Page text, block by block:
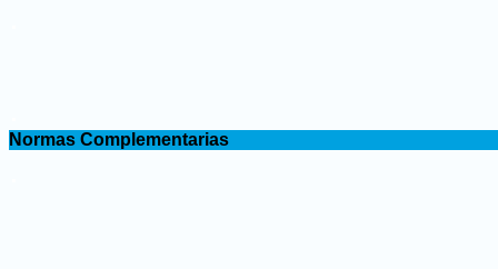
Normas Complementarias